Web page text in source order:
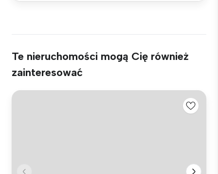
Te nieruchomości mogą Cię również
zainteresować